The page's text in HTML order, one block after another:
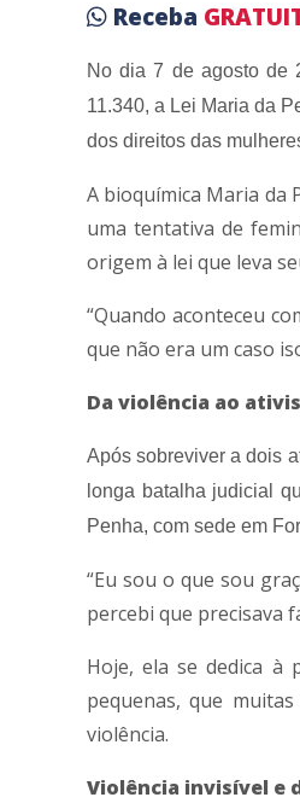
Receba
No dia 7 de agosto de
11.340, a Lei Maria da
dos direitos das
A bioquímica Maria da
uma tentativa de
origem à lei que leva
“Quando aconteceu
que não era um caso
Da violência ao
Após sobreviver a dois
longa batalha judicial
Penha, com sede em
“Eu sou o que sou
percebi que precisava
Hoje, ela se dedica à
pequenas, que
violência.
Violência invisível e